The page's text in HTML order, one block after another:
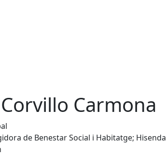
Carmona
de Benestar Social i Habitatge; Hisenda